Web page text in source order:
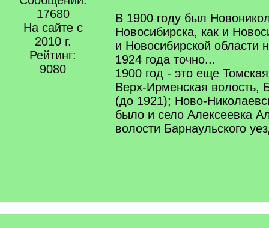
17680
На сайте с
2010 г.
Рейтинг:
9080
q
]
В 1900 году был
Новосибирска, как и
и Новосибирской области
1924 года точно...
1900 год - это еще
Верх-Ирменская волость,
(до 1921); Ново-
было и село Алексеевка
волости Барнаульского